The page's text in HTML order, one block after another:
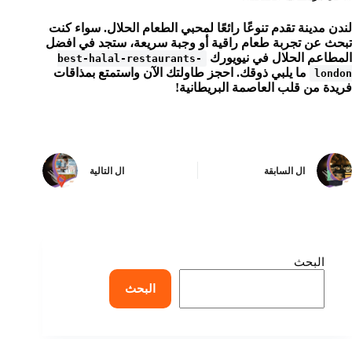
لندن مدينة تقدم تنوعًا رائعًا لمحبي الطعام الحلال. سواء كنت
تبحث عن تجربة طعام راقية أو وجبة سريعة، ستجد في افضل
المطاعم الحلال في نيويورك
best-halal-restaurants-
london
ما يلبي ذوقك. احجز طاولتك الآن واستمتع بمذاقات
فريدة من قلب العاصمة البريطانية!
ال السابقة ال التالية
البحث
البحث